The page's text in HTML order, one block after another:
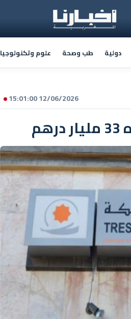
دولية طب وصحة علوم وتكنولوجيا
12/06/2026 15:01:00